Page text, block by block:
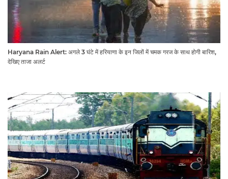
Haryana Rain Alert: अगले 3 घंटे में हरियाणा के इन जिलों में चमक गरज के साथ होगी बारिश,
देखिए ताजा अलर्ट